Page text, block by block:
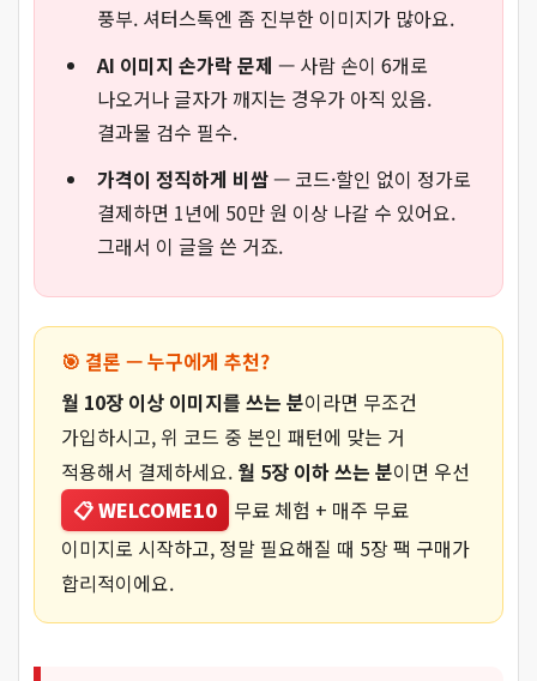
풍부. 셔터스톡엔 좀 진부한 이미지가 많아요.
AI 이미지 손가락 문제 — 사람 손이 6개로
나오거나 글자가 깨지는 경우가 아직 있음.
결과물 검수 필수.
가격이 정직하게 비쌈— 코드·할인 없이 정가로
결제하면 1년에 50만 원 이상 나갈 수 있어요.
그래서 이 글을 쓴 거죠.
🎯 결론 — 누구에게 추천?
월 10장 이상 이미지를 쓰는 분이라면 무조건
가입하시고, 위 코드 중 본인 패턴에 맞는 거
적용해서 결제하세요. 월 5장 이하 쓰는 분이면 우선
📋 WELCOME10
무료 체험 + 매주 무료
이미지로 시작하고, 정말 필요해질 때 5장 팩 구매가
합리적이에요.